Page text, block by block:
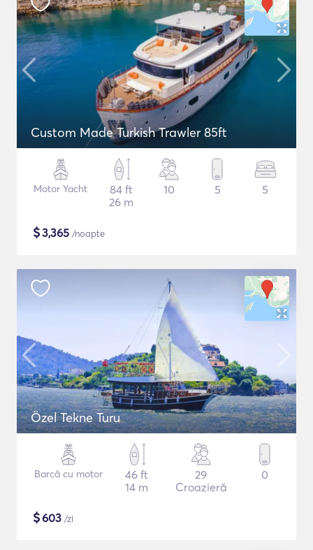
Custom Made Turkish Trawler 85ft
Motor Yacht
84 ft
26 m
10 5 5
$3,365 /noapte
Özel Tekne Turu
Barcă cu motor
46 ft
14 m
29
Croazieră
0
$603 /zi